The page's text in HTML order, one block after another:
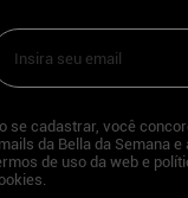
se cadastrar, você
da Bella da Semana
de uso da web e